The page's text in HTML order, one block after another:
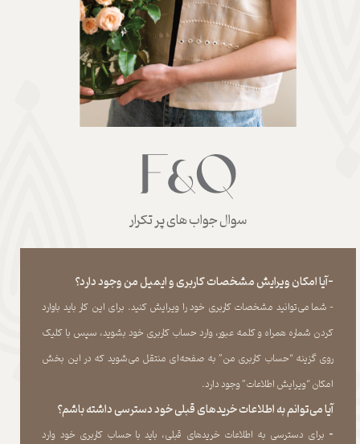
سوال جواب های پر تکرار
-آیا امکان ویرایش مشخصات کاربری و ایمیل من وجود دارد؟
- شما می‏‌توانید مشخصات کاربری خود را ویرایش کنید. برای این کار باید باوارد
کردن شماره همراه و کلمه عبور، وارد حساب کاربری خود بشوید، سپس با کلیک
روی گزینه “حساب کاربری من” به صفحه‏‌ای منتقل می‏‌شوید که در این بخش
امکان “ویرایش اطلاعات” وجود دارد.​​​​​​​
آیا می‌‏توانم به اطلاعات خریدهای قبلی خود دسترسی داشته باشم؟
​​​​​​​- برای دسترسی به اطلاعات خریدهای قبلی، باید با حساب کاربری خود وارد